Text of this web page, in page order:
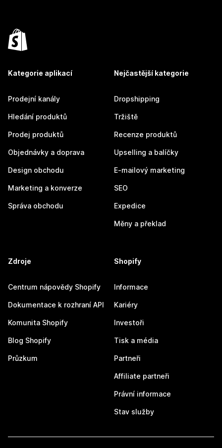
Kategorie aplikací
Prodejní kanály
Hledání produktů
Prodej produktů
Objednávky a doprava
Design obchodu
Marketing a konverze
Správa obchodu
Nejčastější kategorie
Dropshipping
Tržiště
Recenze produktů
Upselling a balíčky
E-mailový marketing
SEO
Expedice
Měny a překlad
Zdroje
Centrum nápovědy Shopify
Dokumentace k rozhraní API
Komunita Shopify
Blog Shopify
Průzkum
Shopify
Informace
Kariéry
Investoři
Tisk a média
Partneři
Affiliate partneři
Právní informace
Stav služby